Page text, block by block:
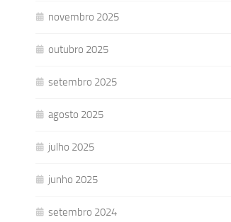
novembro 2025
outubro 2025
setembro 2025
agosto 2025
julho 2025
junho 2025
setembro 2024